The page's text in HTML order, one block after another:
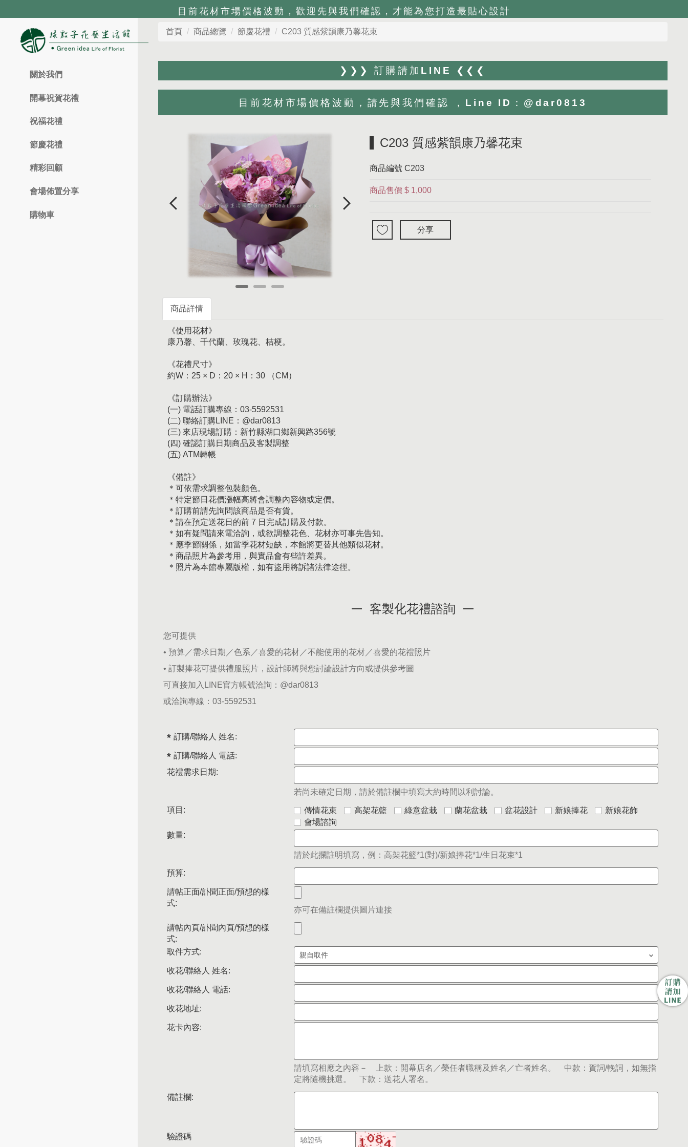
關於我們
開幕祝賀花禮
祝福花禮
節慶花禮
精彩回顧
會場佈置分享
購物車
首頁 商品總覽 節慶花禮 C203 質感紫韻康乃馨花束
❯❯❯ 訂購請加LINE ❮❮❮
目前花材市場價格波動，請先與我們確認 ，Line ID：@dar0813
C203 質感紫韻康乃馨花束
商品編號 C203
商品售價 $ 1,000
分享
商品詳情
《使用花材》
康乃馨、千代蘭、玫瑰花、桔梗。
《花禮尺寸》
約W：25 × D：20 × H：30 （CM）
《訂購辦法》
(一) 電話訂購專線：03-5592531
(二) 聯絡訂購LINE：@dar0813
(三) 來店現場訂購：新竹縣湖口鄉新興路356號
(四) 確認訂購日期商品及客製調整
(五) ATM轉帳
《備註》
＊可依需求調整包裝顏色。
＊特定節日花價漲幅高將會調整內容物或定價。
＊訂購前請先詢問該商品是否有貨。
＊請在預定送花日的前 7 日完成訂購及付款。
＊如有疑問請來電洽詢，或欲調整花色、花材亦可事先告知。
＊應季節關係，如當季花材短缺，本館將更替其他類似花材。
＊商品照片為參考用，與實品會有些許差異。
＊照片為本館專屬版權，如有盜用將訴諸法律途徑。
客製化花禮諮詢
您可提供
• 預算／需求日期／色系／喜愛的花材／不能使用的花材／喜愛的花禮照片
• 訂製捧花可提供禮服照片，設計師將與您討論設計方向或提供參考圖
可直接加入LINE官方帳號洽詢： @dar0813
或洽詢專線： 03-5592531
訂購/聯絡人 姓名:
訂購/聯絡人 電話:
花禮需求日期:
若尚未確定日期，請於備註欄中填寫大約時間以利討論。
項目: 傳情花束 高架花籃 綠意盆栽 蘭花盆栽 盆花設計 新娘捧花
新娘花飾
會場諮詢
數量:
請於此攔註明填寫，例：高架花籃*1(對)/新娘捧花*1/生日花束*1
預算:
請帖正面/訃聞正面/預想的樣
式:
亦可在備註欄提供圖片連接
請帖內頁/訃聞內頁/預想的樣
式:
取件方式:
收花/聯絡人 姓名:
收花/聯絡人 電話:
收花地址:
花卡內容:
請填寫相應之內容－ 上款：開幕店名／榮任者職稱及姓名／亡者姓名。 中款：賀詞/輓詞，如無指
定將隨機挑選。 下款：送花人署名。
備註欄:
驗證碼
目前花材市場價格波動，歡迎先與我們確認，才能為您打造最貼心設計